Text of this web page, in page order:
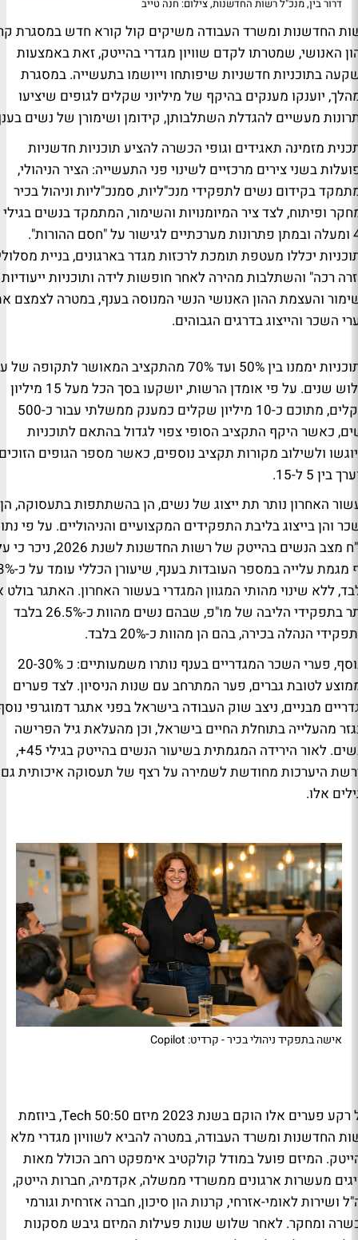
דרור בין, מנכ"ל רשות החדשנות, צילום: חנה טייב
החדשנות ומשרד העבודה משיקים קול קורא חדש במסגרת
האנושי, שמטרתו לקדם שוויון מגדרי בהייטק, זאת באמצעות
בתוכניות חדשניות שיפותחו וייושמו בתעשייה. במסגרת
יוענקו מענקים בהיקף של מיליוני שקלים לגופים שיציעו
מעשיים להגדלת השתלבותן, קידומן ושימורן של נשים
מזמינה תאגידים וגופי הכשרה להציע תוכניות חדשניות
בשני צירים מרכזיים לשינוי פני התעשייה: הציר הניהולי,
בקידום נשים לתפקידי מנכ"ליות, סמנכ"ליות וניהול בכיר
ופיתוח, לצד ציר המיומנויות והשימור, המתמקד בנשים בגילי
45 ומעלה ובמתן פתרונות מערכתיים לגישור על "חסם ההורות".
יכללו מעטפת תומכת לרכזות מגדר בארגונים, בניית
רכה" והשתלבות מהירה לאחר חופשות לידה ותוכניות ייעודיות
והעצמת ההון האנושי הנשי המנוסה בענף, במטרה לצמצם
השכר והייצוג בדרגים הגבוהים.
התוכניות יממנו בין 50% ועד 70% מהתקציב המאושר לתקופה
שלוש שנים. על פי אומדן הרשות, יושקעו בסך הכל מעל 15 מיליון
שקלים, מתוכם כ-10 מיליון שקלים כמענק ממשלתי עבור כ-500
כאשר היקף התקציב הסופי צפוי לגדול בהתאם לתוכניות
ולשילוב מקורות תקציב נוספים, כאשר מספר הגופים
בין 5 ל-15.
האחרון נותר תת ייצוג של נשים, הן בהשתתפות בתעסוקה, הן
והן בייצוג בליבת התפקידים המקצועיים והניהוליים. על פי
דו"ח מצב הנשים בהייטק של רשות החדשנות לשנת 2026,
אף מגמת עלייה במספר
ללא שינוי מהותי המגוון המגדרי בעשור האחרון. האתגר בולט
יותר בתפקידי הליבה של מו"פ, שבהם נשים מהוות כ-26.5% בלבד
הנהלה בכירה, בהם הן מהוות כ-20% בלבד.
בנוסף, פערי השכר המגדריים בענף נותרו משמעותיים: כ 20-30%
לטובת גברים, פער המתרחב עם שנות הניסיון. לצד פערים
מבניים, ניצב שוק העבודה בישראל בפני אתגר דמוגרפי
מהעלייה בתוחלת החיים בישראל, וכן מהעלאת גיל הפרישה
לנשים. לאור הירידה המגמתית בשיעור הנשים בהייטק בגילי 45+,
היערכות מחודשת לשמירה על רצף של תעסוקה איכותית גם
אלו.
אישה בתפקיד ניהולי בכיר - קרדיט: Copilot
פערים אלו הוקם בשנת 2023 מיזם Tech 50:50, ביוזמת
החדשנות ומשרד העבודה, במטרה להביא לשוויון מגדרי מלא
המיזם פועל במודל קולקטיב אימפקט רחב הכולל מאות
מעשרות ארגונים ממשרדי ממשלה, אקדמיה, חברות הייטק,
ושירות לאומי-אזרחי, קרנות הון סיכון, חברה אזרחית וגורמי
ומחקר. לאחר שלוש שנות פעילות המיזם גיבש מסקנות